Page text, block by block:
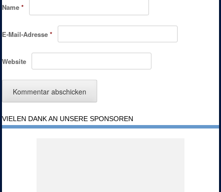
Name*
E-Mail-Adresse*
Website
VIELEN DANK AN UNSERE SPONSOREN